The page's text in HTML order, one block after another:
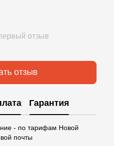
отзыв
отзыв
Гарантия
- по тарифам Новой
почты